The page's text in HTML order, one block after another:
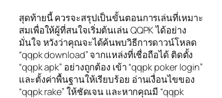
สุดท้ายนี้ ควรจะสรุปเป็นขั้นตอนการเล่นที่เหมาะ
สมเพื่อให้ผู้ที่สนใจเริ่มต้นเล่น QQPK ได้อย่าง
มั่นใจ หวังว่าคุณจะได้ค้นพบวิธีการดาวน์โหลด
“qqpk download” จากแหล่งที่เชื่อถือได้ ติดตั้ง
“qqpk apk” อย่างถูกต้อง เข้า “qqpk poker login”
และตั้งค่าพื้นฐานให้เรียบร้อย อ่านเงื่อนไขของ
“qqpk rake” ให้ชัดเจน และหากคุณมี “qqpk